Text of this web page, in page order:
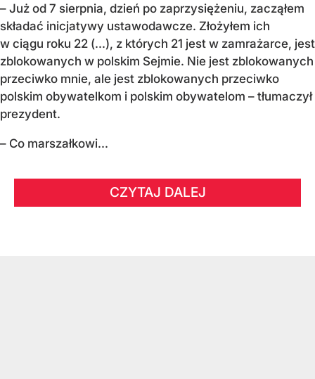
– Już od 7 sierpnia, dzień po zaprzysiężeniu, zacząłem
składać inicjatywy ustawodawcze. Złożyłem ich
w ciągu roku 22 (...), z których 21 jest w zamrażarce, jest
zblokowanych w polskim Sejmie. Nie jest zblokowanych
przeciwko mnie, ale jest zblokowanych przeciwko
polskim obywatelkom i polskim obywatelom – tłumaczył
prezydent.
– Co marszałkowi...
CZYTAJ DALEJ